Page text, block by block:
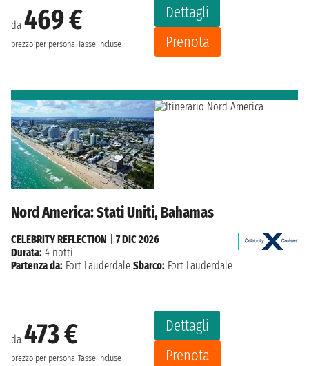
da 469 €
prezzo per persona Tasse incluse
Dettagli
Prenota
Nord America: Stati Uniti, Bahamas
da 473 €
prezzo per persona Tasse incluse
Dettagli
Prenota
CELEBRITY REFLECTION
7 DIC 2026
Durata: 4 notti
Partenza da: Fort Lauderdale Sbarco: Fort Lauderdale